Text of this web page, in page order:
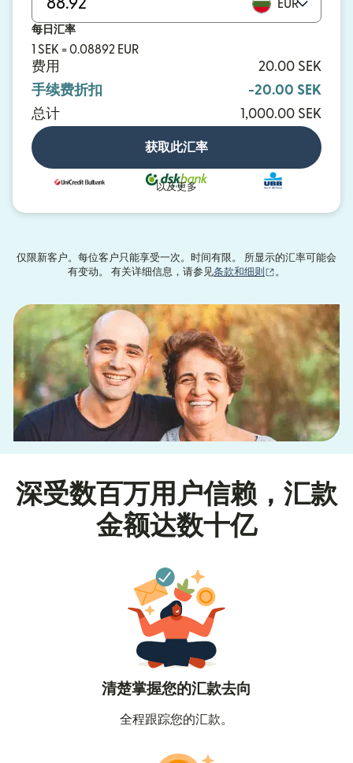
EUR
每日汇率
1 SEK = 0.08892 EUR
费用
20.00 SEK
手续费折扣
-20.00 SEK
总计
1,000.00 SEK
获取此汇率
以及更多
仅限新客户。每位客户只能享受一次。时间有限。 所显示的汇率可能会
有变动。 有关详细信息，请参见条款和细则 。
深受数百万用户信赖，汇款
金额达数十亿
清楚掌握您的汇款去向
全程跟踪您的汇款。